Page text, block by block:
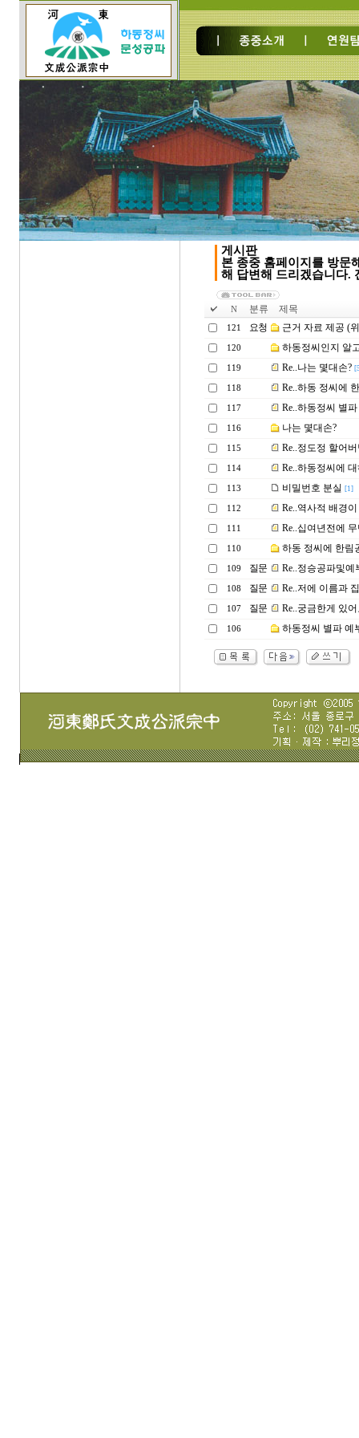
게시판
본 종중 홈페이지를 방문
해 답변해 드리겠습니다.
N 분류 제목
121 요청 근거 자료 제공 (
120 하동정씨인지 알
119 Re..나는 몇대손?
118 Re..하동 정씨에
117 Re..하동정씨 별
116 나는 몇대손?
115 Re..정도정 할어
114 Re..하동정씨에
113 비밀번호 분실 [1]
112 Re..역사적 배경
111 Re..십여년전에
110 하동 정씨에 한림
109 질문 Re..정승공파및
108 질문 Re..저에 이름과
107 질문 Re..궁금한게 있
106 하동정씨 별파 예